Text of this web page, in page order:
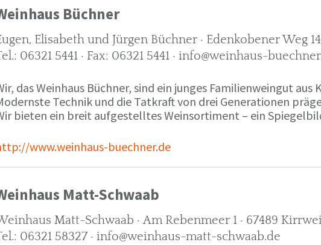
Büchner
Elisabeth und Jürgen Büchner · Edenkobener Weg
06321 5441 · Fax: 06321 5441 · info@weinhaus-
das Weinhaus Büchner, sind ein junges Familienweingut aus
Technik und die Tatkraft von drei Generationen
bieten ein breit aufgestelltes Weinsortiment – ein
www.weinhaus-buechner.de
Matt-Schwaab
Matt-Schwaab · Am Rebenmeer 1 · 67489
06321 58327 · info@weinhaus-matt-schwaab.de